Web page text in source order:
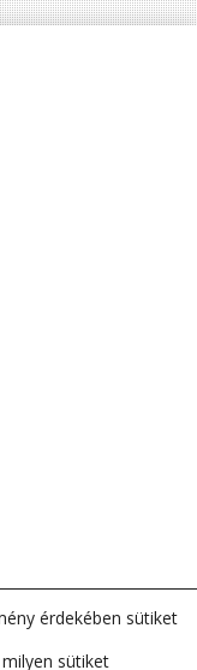
érdekében sütiket
sütiket